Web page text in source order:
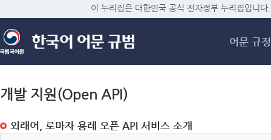
메
이 누리집은 대한민국 공식 전자정부 누리집입니다.
어문 규정
개발 지원(Open API)
외래어, 로마자 용례 오픈 API 서비스 소개